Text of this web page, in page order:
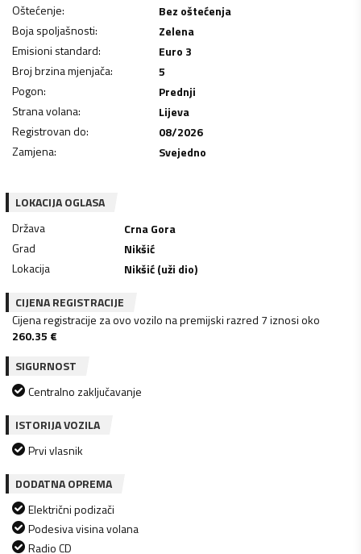
Oštećenje:
Bez oštećenja
Boja spoljašnosti:
Zelena
Emisioni standard:
Euro 3
Broj brzina mjenjača:
5
Pogon:
Prednji
Strana volana:
Lijeva
Registrovan do:
08/2026
Zamjena: Svejedno
LOKACIJA OGLASA
Država
Crna Gora
Grad
Nikšić
Lokacija
Nikšić (uži dio)
CIJENA REGISTRACIJE
Cijena registracije za ovo vozilo na premijski razred 7 iznosi oko
260.35 €
SIGURNOST
Centralno zaključavanje
ISTORIJA VOZILA
Prvi vlasnik
DODATNA OPREMA
Električni podizači
Podesiva visina volana
Radio CD